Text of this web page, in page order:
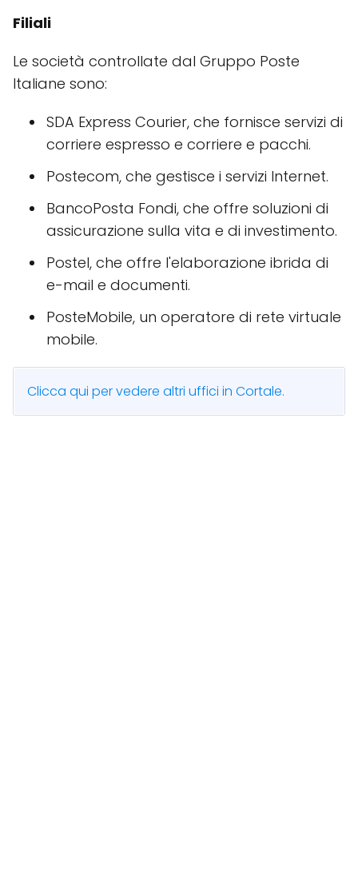
Filiali
Le società controllate dal Gruppo Poste
Italiane sono:
SDA Express Courier, che fornisce servizi di
corriere espresso e corriere e pacchi.
Postecom, che gestisce i servizi Internet.
BancoPosta Fondi, che offre soluzioni di
assicurazione sulla vita e di investimento.
Postel, che offre l'elaborazione ibrida di
e-mail e documenti.
PosteMobile, un operatore di rete virtuale
mobile.
Clicca qui per vedere altri uffici in Cortale.